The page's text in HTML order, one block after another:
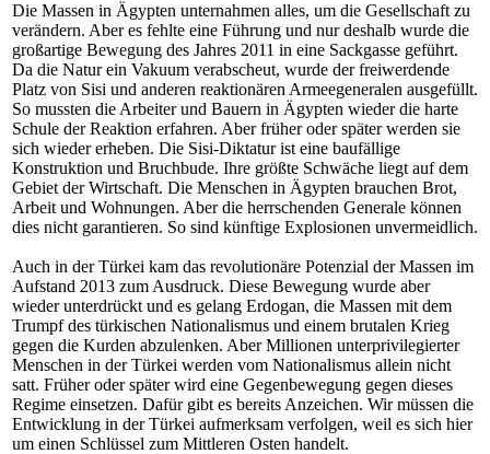
Die Massen in Ägypten unternahmen alles, um die Gesellschaft zu
verändern. Aber es fehlte eine Führung und nur deshalb wurde die
großartige Bewegung des Jahres 2011 in eine Sackgasse geführt.
Da die Natur ein Vakuum verabscheut, wurde der freiwerdende
Platz von Sisi und anderen reaktionären Armeegeneralen ausgefüllt.
So mussten die Arbeiter und Bauern in Ägypten wieder die harte
Schule der Reaktion erfahren. Aber früher oder später werden sie
sich wieder erheben. Die Sisi-Diktatur ist eine baufällige
Konstruktion und Bruchbude. Ihre größte Schwäche liegt auf dem
Gebiet der Wirtschaft. Die Menschen in Ägypten brauchen Brot,
Arbeit und Wohnungen. Aber die herrschenden Generale können
dies nicht garantieren. So sind künftige Explosionen unvermeidlich.
Auch in der Türkei kam das revolutionäre Potenzial der Massen im
Aufstand 2013 zum Ausdruck. Diese Bewegung wurde aber
wieder unterdrückt und es gelang Erdogan, die Massen mit dem
Trumpf des türkischen Nationalismus und einem brutalen Krieg
gegen die Kurden abzulenken. Aber Millionen unterprivilegierter
Menschen in der Türkei werden vom Nationalismus allein nicht
satt. Früher oder später wird eine Gegenbewegung gegen dieses
Regime einsetzen. Dafür gibt es bereits Anzeichen. Wir müssen die
Entwicklung in der Türkei aufmerksam verfolgen, weil es sich hier
um einen Schlüssel zum Mittleren Osten handelt.